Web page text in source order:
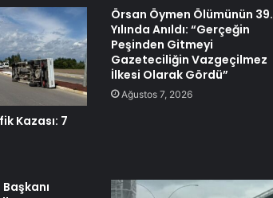
Kazası: 7
Örsan Öymen Ölümünün 39.
Yılında Anıldı: “Gerçeğin
Peşinden Gitmeyi
Gazeteciliğin Vazgeçilmez
İlkesi Olarak Gördü”
Ağustos 7, 2026